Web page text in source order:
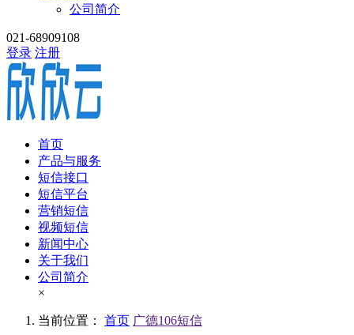
公司简介
021-68909108
登录 注册
首页
产品与服务
短信接口
短信平台
营销短信
视频短信
新闻中心
关于我们
公司简介
×
当前位置： 首页 广德106短信